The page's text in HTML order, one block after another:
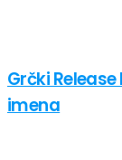
Grčki
imena